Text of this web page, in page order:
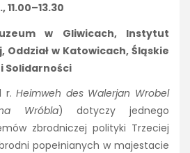
w Gliwicach, Instytut
Oddział w Katowicach, Śląskie
Solidarności
r.Heimweh des Walerjan Wrobel
Wróbla) dotyczy jednego
zbrodniczej polityki Trzeciej
popełnianych w majestacie